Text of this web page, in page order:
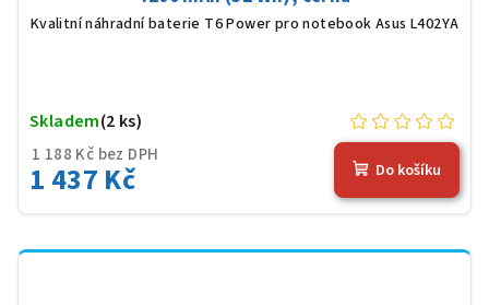
Kvalitní náhradní baterie T6 Power pro notebook Asus L402YA
1 188 Kč bez DPH
1 437 Kč
Skladem(2 ks)
Do košíku